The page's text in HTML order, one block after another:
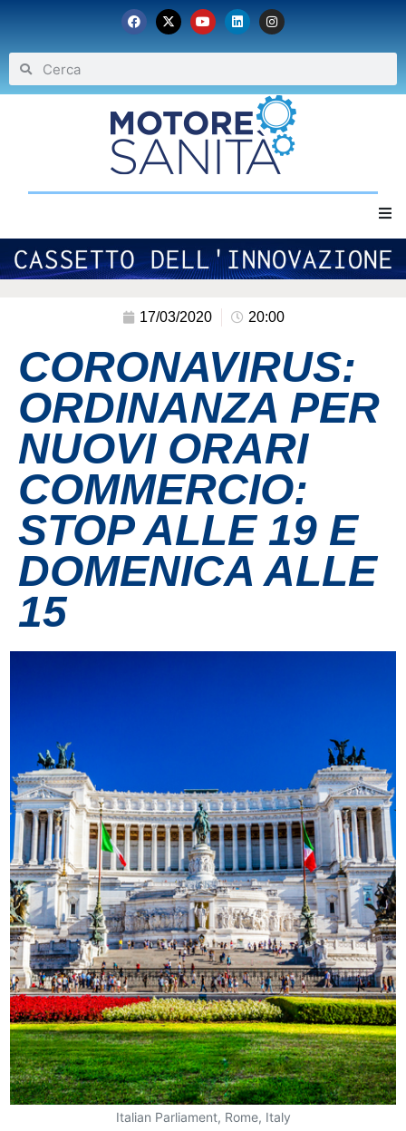
Home
Eventi
Archivio
Contatti
Grandi eventi
Ospedale Virtuale
MotoRare
17/03/2020 20:00
CORONAVIRUS:
ORDINANZA PER
NUOVI ORARI
COMMERCIO:
STOP ALLE 19 E
DOMENICA ALLE
15
Italian Parliament, Rome, Italy